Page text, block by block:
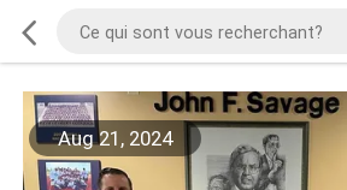
Aug 21, 2024